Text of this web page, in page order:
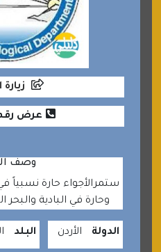
عرض
وصف
ستمرالأجواء حارة نسبياً
وحارة في البادية والبحر
الدولة الأردن البلد